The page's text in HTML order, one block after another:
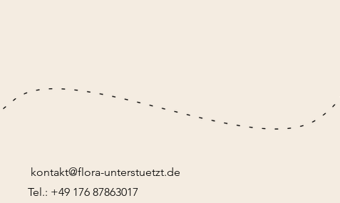
kontakt@flora-unterstuetzt.de
Tel.: +49 176 87863017